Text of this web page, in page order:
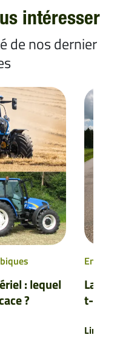
intéresser
de nos dernier
: lequel
?
La
t-elle
Lire Plus